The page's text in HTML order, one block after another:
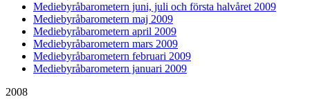
Mediebyråbarometern juni, juli och första halvåret 2009
Mediebyråbarometern maj 2009
Mediebyråbarometern april 2009
Mediebyråbarometern mars 2009
Mediebyråbarometern februari 2009
Mediebyråbarometern januari 2009
2008